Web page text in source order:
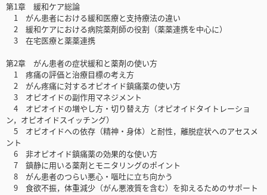
第1章 緩和ケア総論
1 がん患者における緩和医療と支持療法の違い
2 緩和ケアにおける病院薬剤師の役割（薬薬連携を中心に）
3 在宅医療と薬薬連携
第2章 がん患者の症状緩和と薬剤の使い方
1 疼痛の評価と治療目標の考え方
2 がん疼痛に対するオピオイド鎮痛薬の使い方
3 オピオイドの副作用マネジメント
4 オピオイドの増やし方・切り替え方（オピオイドタイトレーショ
ン，オピオイドスイッチング）
5 オピオイドへの依存（精神・身体）と耐性，離脱症状へのアセスメ
ント
6 非オピオイド鎮痛薬の効果的な使い方
7 鎮静に用いる薬剤とモニタリングのポイント
8 がん患者のつらい悪心・嘔吐に立ち向かう
9 食欲不振，体重減少（がん悪液質を含む）を抑えるためのサポート